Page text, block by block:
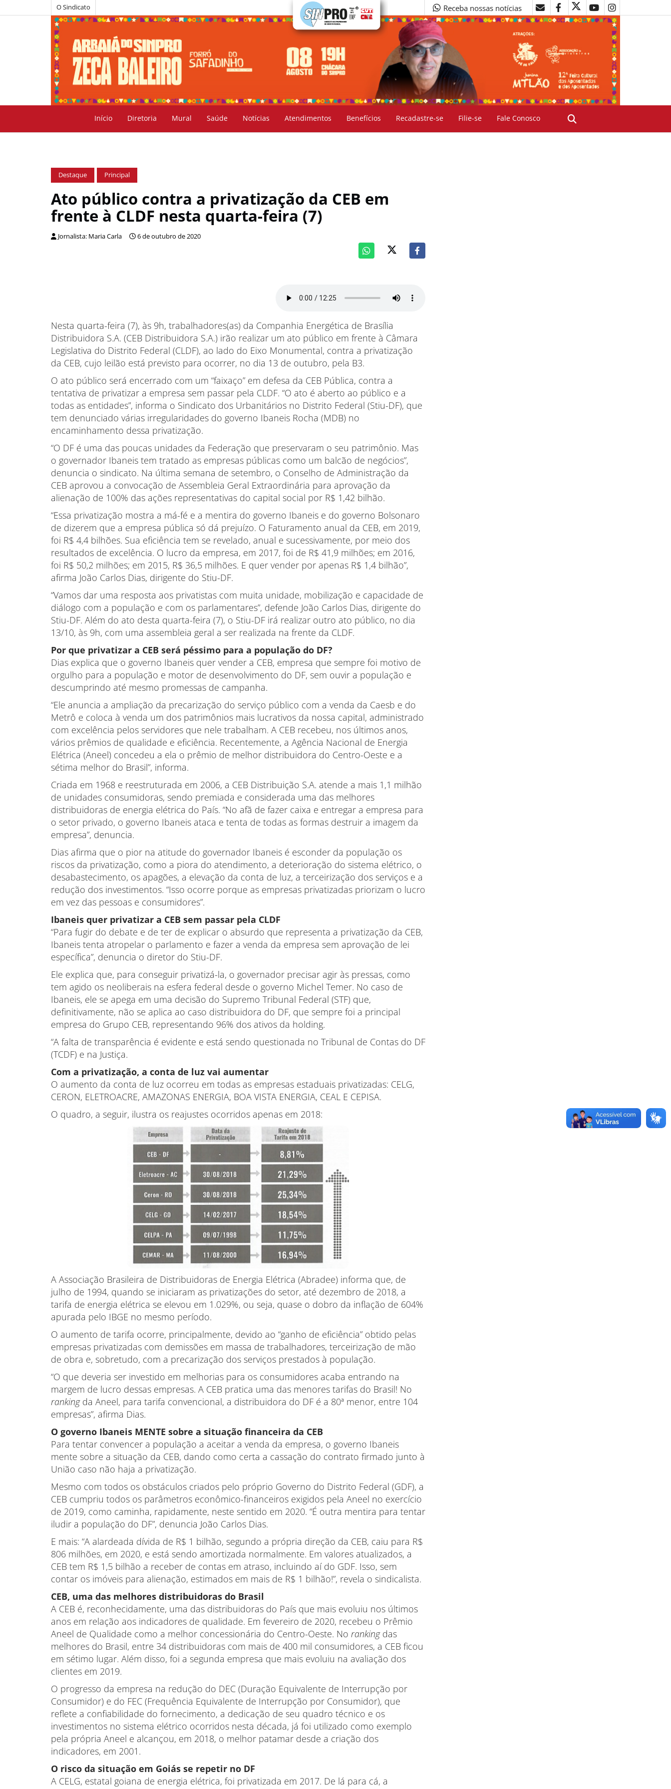
O Sindicato Receba nossas notícias
Início Diretoria Mural Saúde Notícias Atendimentos Benefícios Recadastre-se Filie-se Fale Conosco
Destaque Principal
Ato público contra a privatização da CEB em
frente à CLDF nesta quarta-feira (7)
Jornalista: Maria Carla 6 de outubro de 2020
Nesta quarta-feira (7), às 9h, trabalhadores(as) da Companhia Energética de Brasília
Distribuidora S.A. (CEB Distribuidora S.A.) irão realizar um ato público em frente à Câmara
Legislativa do Distrito Federal (CLDF), ao lado do Eixo Monumental, contra a privatização
da CEB, cujo leilão está previsto para ocorrer, no dia 13 de outubro, pela B3.
O ato público será encerrado com um “faixaço” em defesa da CEB Pública, contra a
tentativa de privatizar a empresa sem passar pela CLDF. “O ato é aberto ao público e a
todas as entidades”, informa o Sindicato dos Urbanitários no Distrito Federal (Stiu-DF), que
tem denunciado várias irregularidades do governo Ibaneis Rocha (MDB) no
encaminhamento dessa privatização.
“O DF é uma das poucas unidades da Federação que preservaram o seu patrimônio. Mas
o governador Ibaneis tem tratado as empresas públicas como um balcão de negócios”,
denuncia o sindicato. Na última semana de setembro, o Conselho de Administração da
CEB aprovou a convocação de Assembleia Geral Extraordinária para aprovação da
alienação de 100% das ações representativas do capital social por R$ 1,42 bilhão.
“Essa privatização mostra a má-fé e a mentira do governo Ibaneis e do governo Bolsonaro
de dizerem que a empresa pública só dá prejuízo. O Faturamento anual da CEB, em 2019,
foi R$ 4,4 bilhões. Sua eficiência tem se revelado, anual e sucessivamente, por meio dos
resultados de excelência. O lucro da empresa, em 2017, foi de R$ 41,9 milhões; em 2016,
foi R$ 50,2 milhões; em 2015, R$ 36,5 milhões. E quer vender por apenas R$ 1,4 bilhão”,
afirma João Carlos Dias, dirigente do Stiu-DF.
“Vamos dar uma resposta aos privatistas com muita unidade, mobilização e capacidade de
diálogo com a população e com os parlamentares”, defende João Carlos Dias, dirigente do
Stiu-DF. Além do ato desta quarta-feira (7), o Stiu-DF irá realizar outro ato público, no dia
13/10, às 9h, com uma assembleia geral a ser realizada na frente da CLDF.
Por que privatizar a CEB será péssimo para a população do DF?
Dias explica que o governo Ibaneis quer vender a CEB, empresa que sempre foi motivo de
orgulho para a população e motor de desenvolvimento do DF, sem ouvir a população e
descumprindo até mesmo promessas de campanha.
“Ele anuncia a ampliação da precarização do serviço público com a venda da Caesb e do
Metrô e coloca à venda um dos patrimônios mais lucrativos da nossa capital, administrado
com excelência pelos servidores que nele trabalham. A CEB recebeu, nos últimos anos,
vários prêmios de qualidade e eficiência. Recentemente, a Agência Nacional de Energia
Elétrica (Aneel) concedeu a ela o prêmio de melhor distribuidora do Centro-Oeste e a
sétima melhor do Brasil”, informa.
Criada em 1968 e reestruturada em 2006, a CEB Distribuição S.A. atende a mais 1,1 milhão
de unidades consumidoras, sendo premiada e considerada uma das melhores
distribuidoras de energia elétrica do País. “No afã de fazer caixa e entregar a empresa para
o setor privado, o governo Ibaneis ataca e tenta de todas as formas destruir a imagem da
empresa”, denuncia.
Dias afirma que o pior na atitude do governador Ibaneis é esconder da população os
riscos da privatização, como a piora do atendimento, a deterioração do sistema elétrico, o
desabastecimento, os apagões, a elevação da conta de luz, a terceirização dos serviços e a
redução dos investimentos. “Isso ocorre porque as empresas privatizadas priorizam o lucro
em vez das pessoas e consumidores”.
Ibaneis quer privatizar a CEB sem passar pela CLDF
“Para fugir do debate e de ter de explicar o absurdo que representa a privatização da CEB,
Ibaneis tenta atropelar o parlamento e fazer a venda da empresa sem aprovação de lei
específica”, denuncia o diretor do Stiu-DF.
Ele explica que, para conseguir privatizá-la, o governador precisar agir às pressas, como
tem agido os neoliberais na esfera federal desde o governo Michel Temer. No caso de
Ibaneis, ele se apega em uma decisão do Supremo Tribunal Federal (STF) que,
definitivamente, não se aplica ao caso distribuidora do DF, que sempre foi a principal
empresa do Grupo CEB, representando 96% dos ativos da holding.
“A falta de transparência é evidente e está sendo questionada no Tribunal de Contas do DF
(TCDF) e na Justiça.
Com a privatização, a conta de luz vai aumentar
O aumento da conta de luz ocorreu em todas as empresas estaduais privatizadas: CELG,
CERON, ELETROACRE, AMAZONAS ENERGIA, BOA VISTA ENERGIA, CEAL E CEPISA.
O quadro, a seguir, ilustra os reajustes ocorridos apenas em 2018:
A Associação Brasileira de Distribuidoras de Energia Elétrica (Abradee) informa que, de
julho de 1994, quando se iniciaram as privatizações do setor, até dezembro de 2018, a
tarifa de energia elétrica se elevou em 1.029%, ou seja, quase o dobro da inflação de 604%
apurada pelo IBGE no mesmo período.
O aumento de tarifa ocorre, principalmente, devido ao “ganho de eficiência” obtido pelas
empresas privatizadas com demissões em massa de trabalhadores, terceirização de mão
de obra e, sobretudo, com a precarização dos serviços prestados à população.
“O que deveria ser investido em melhorias para os consumidores acaba entrando na
margem de lucro dessas empresas. A CEB pratica uma das menores tarifas do Brasil! No
rankingda Aneel, para tarifa convencional, a distribuidora do DF é a 80ª menor, entre 104
empresas”, afirma Dias.
O governo Ibaneis MENTE sobre a situação financeira da CEB
Para tentar convencer a população a aceitar a venda da empresa, o governo Ibaneis
mente sobre a situação da CEB, dando como certa a cassação do contrato firmado junto à
União caso não haja a privatização.
Mesmo com todos os obstáculos criados pelo próprio Governo do Distrito Federal (GDF), a
CEB cumpriu todos os parâmetros econômico-financeiros exigidos pela Aneel no exercício
de 2019, como caminha, rapidamente, neste sentido em 2020. “É outra mentira para tentar
iludir a população do DF”, denuncia João Carlos Dias.
E mais: “A alardeada dívida de R$ 1 bilhão, segundo a própria direção da CEB, caiu para R$
806 milhões, em 2020, e está sendo amortizada normalmente. Em valores atualizados, a
CEB tem R$ 1,5 bilhão a receber de contas em atraso, incluindo aí do GDF. Isso, sem
contar os imóveis para alienação, estimados em mais de R$ 1 bilhão!”, revela o sindicalista.
CEB, uma das melhores distribuidoras do Brasil
A CEB é, reconhecidamente, uma das distribuidoras do País que mais evoluiu nos últimos
anos em relação aos indicadores de qualidade. Em fevereiro de 2020, recebeu o Prêmio
Aneel de Qualidade como a melhor concessionária do Centro-Oeste. No rankingdas
melhores do Brasil, entre 34 distribuidoras com mais de 400 mil consumidores, a CEB ficou
em sétimo lugar. Além disso, foi a segunda empresa que mais evoluiu na avaliação dos
clientes em 2019.
O progresso da empresa na redução do DEC (Duração Equivalente de Interrupção por
Consumidor) e do FEC (Frequência Equivalente de Interrupção por Consumidor), que
reflete a confiabilidade do fornecimento, a dedicação de seu quadro técnico e os
investimentos no sistema elétrico ocorridos nesta década, já foi utilizado como exemplo
pela própria Aneel e alcançou, em 2018, o melhor patamar desde a criação dos
indicadores, em 2001.
O risco da situação em Goiás se repetir no DF
A CELG, estatal goiana de energia elétrica, foi privatizada em 2017. De lá para cá, a